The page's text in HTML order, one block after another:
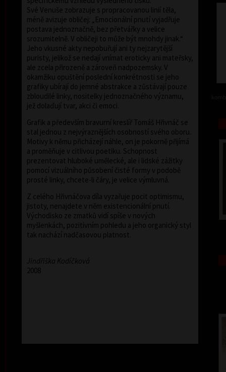
Své Venuše zobrazuje s propracovanou linií těla,
méně avizuje obličej: „Emocionální pnutí vyjadřuje
postava jednoznačně, bez přetvářky a velice
srozumitelně. V obličeji to může být mnohdy jinak.“
Jeho vkusné akty nepobuřují ani ty nejzarytější
puristy, jelikož se nedají vnímat eroticky ani mateřsky,
ale zcela přirozeně a zároveň nadpozemsky. V
okamžiku opuštění poslední konkrétnosti se jeho
grafiky ubírají do jemné abstrakce a zůstávají pouze
zbloudilé linky, nositelky jednoznačného významu,
jež dolaďují tvar, akci či emoci.
Grafik a především bravurní kreslíř Tomáš Hřivnáč se
stal jednou z nejvýraznějších osobností svého oboru.
Motivy k němu přicházejí náhle, on je pokorně přijímá
a proměňuje v citlivou poetiku. Schopnost
prezentovat hluboké umělecké, ale i lidské zážitky
pomocí vizuálního působení čisté formy v podobě
prosté linky, chcete-li čáry, je velice výmluvná.
Z celého Hřivnáčova díla vyzařuje pocit optimismu,
jistoty, nenajdete v něm existencionální pnutí.
Východisko ze zmatků vidí spíše v nových
myšlenkách, pozitivním pohledu a jeho organický styl
tak nachází nadčasovou platnost.
Jindřiška Kodíčková
2008